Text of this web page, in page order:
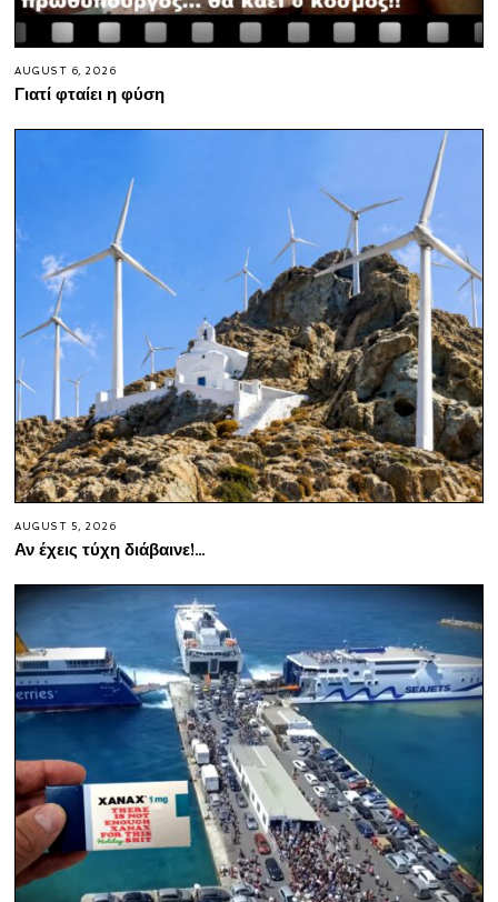
AUGUST 6, 2026
Γιατί φταίει η φύση
AUGUST 5, 2026
Αν έχεις τύχη διάβαινε!…